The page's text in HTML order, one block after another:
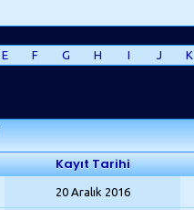
E F G H I J K
Kayıt Tarihi
20 Aralık 2016